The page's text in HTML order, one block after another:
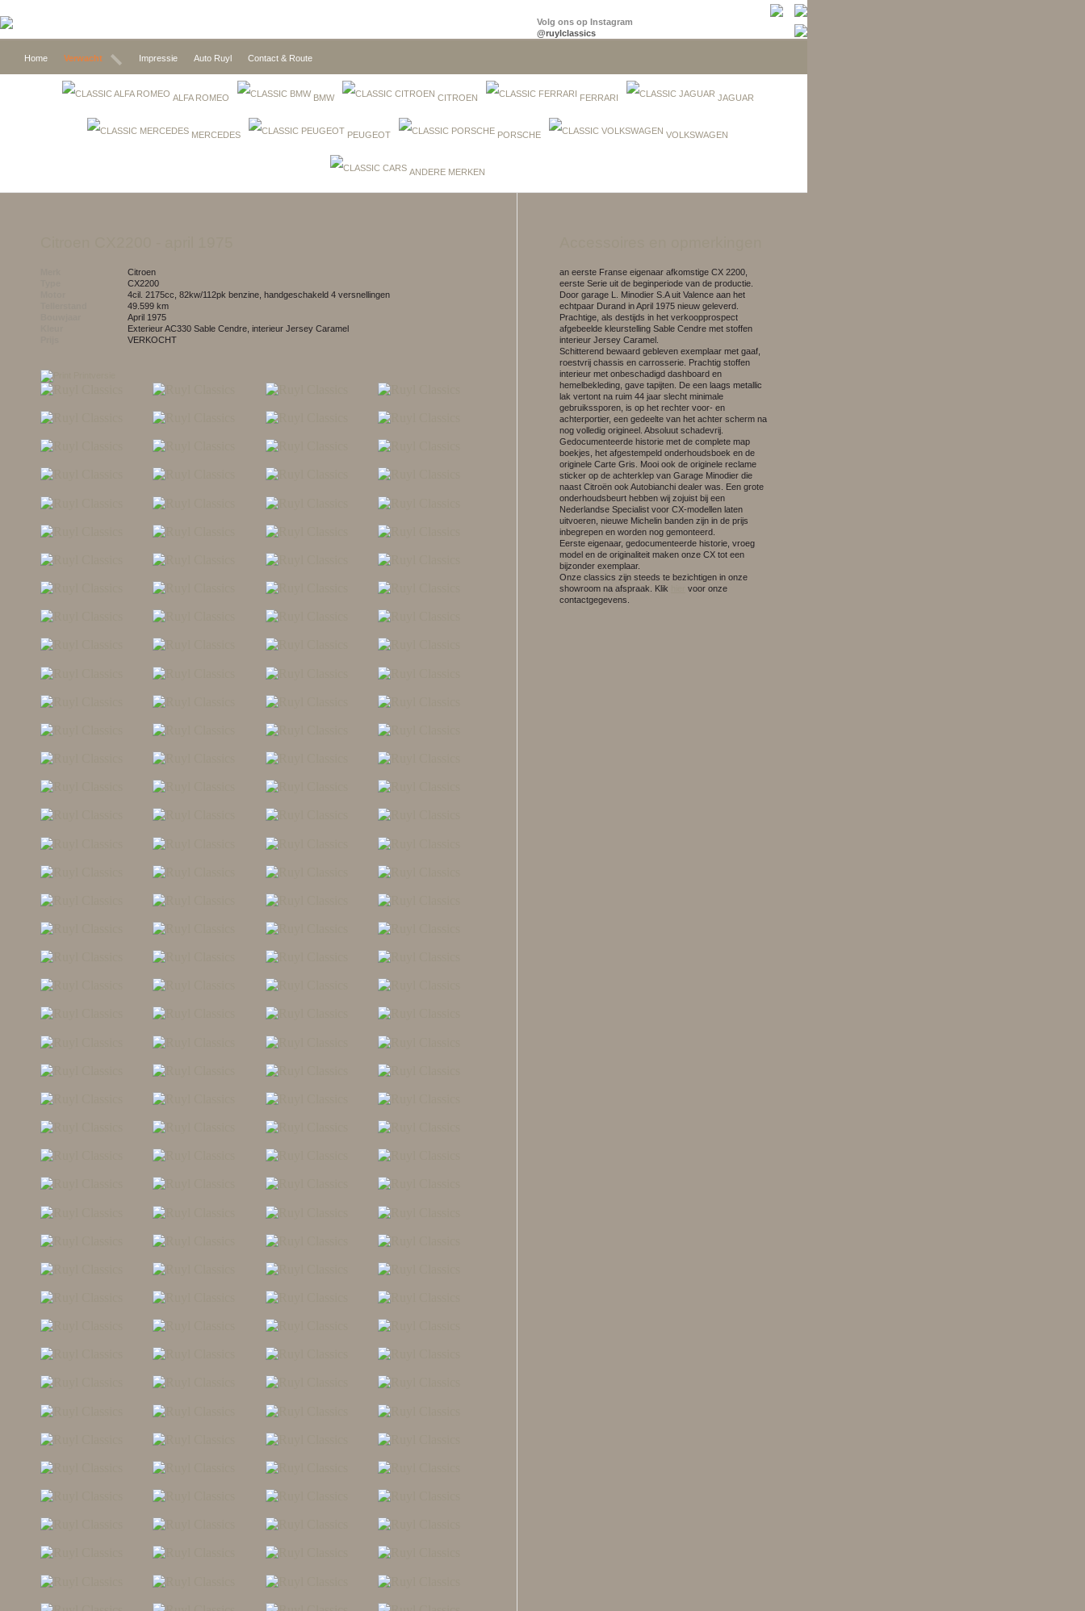
Volg ons op Instagram
@ruylclassics
Home Verwacht Impressie Auto Ruyl Contact & Route
ALFA ROMEO BMW CITROEN FERRARI JAGUAR
MERCEDES PEUGEOT PORSCHE VOLKSWAGEN
ANDERE MERKEN
Citroen
CX2200
4cil. 2175cc, 82kw/112pk benzine, handgeschakeld 4 versnellingen
49.599 km
april 1975
exterieur AC330 Sable Cendre, interieur Jersey Caramel
VERKOCHT
an eerste Franse eigenaar afkomstige CX 2200,
eerste Serie uit de beginperiode van de productie.
Door garage L. Minodier S.A uit Valence aan het
echtpaar Durand in April 1975 nieuw geleverd.
Prachtige, als destijds in het verkoopprospect
afgebeelde kleurstelling Sable Cendre met stoffen
interieur Jersey Caramel.
Schitterend bewaard gebleven exemplaar met gaaf,
roestvrij chassis en carrosserie. Prachtig stoffen
interieur met onbeschadigd dashboard en
hemelbekleding, gave tapijten. De een laags metallic
lak vertont na ruim 44 jaar slecht minimale
gebruikssporen, is op het rechter voor- en
achterportier, een gedeelte van het achter scherm na
nog volledig origineel. Absoluut schadevrij.
Gedocumenteerde historie met de complete map
boekjes, het afgestempeld onderhoudsboek en de
originele Carte Gris. Mooi ook de originele reclame
sticker op de achterklep van Garage Minodier die
naast Citroën ook Autobianchi dealer was. Een grote
onderhoudsbeurt hebben wij zojuist bij een
Nederlandse Specialist voor CX-modellen laten
uitvoeren, nieuwe Michelin banden zijn in de prijs
inbegrepen en worden nog gemonteerd.
Eerste eigenaar, gedocumenteerde historie, vroeg
model en de originaliteit maken onze CX tot een
bijzonder exemplaar.
Onze classics zijn steeds te bezichtigen in onze
showroom na afspraak. Klik
voor onze
contactgegevens.